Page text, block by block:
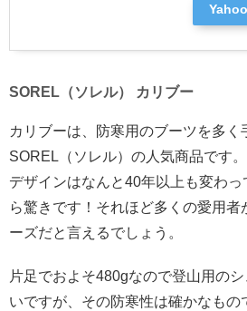
SOREL（ソレル） カリブー
カリブーは、防寒用のブーツを多く
SOREL（ソレル）の人気商品です。
デザインはなんと40年以上も変わ
ら驚きです！それほど多くの愛用者
ーズだと言えるでしょう。
片足でおよそ480gなので登山用の
いですが、その防寒性は確かなもの